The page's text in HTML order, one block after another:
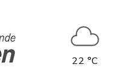
22 °C